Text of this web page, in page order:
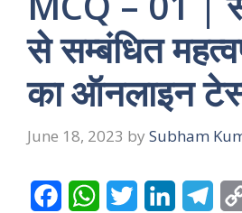
से सम्बंधित
का ऑनलाइन
June 18, 2023 by Subham
W